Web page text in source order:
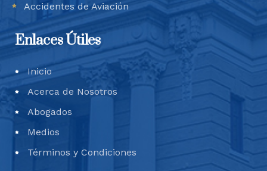
Accidentes de Aviación
Enlaces Útiles
Inicio
Acerca de Nosotros
Abogados
Medios
Términos y Condiciones